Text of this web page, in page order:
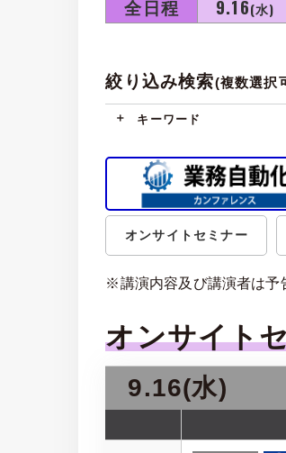
全日程 9.16(水)
絞り込み検索(複数選択
キーワード
オンサイトセミナー
※講演内容及び講演者は予
オンサイト
9.16(水)